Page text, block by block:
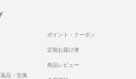
品・交換
ポイント・クーポン
定期お届け便
商品レビュー